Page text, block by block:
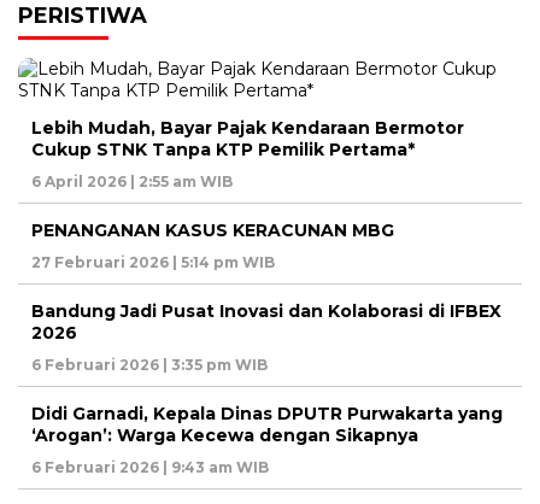
PERISTIWA
Lebih Mudah, Bayar Pajak Kendaraan Bermotor
Cukup STNK Tanpa KTP Pemilik Pertama*
6 April 2026 | 2:55 am WIB
PENANGANAN KASUS KERACUNAN MBG
27 Februari 2026 | 5:14 pm WIB
Bandung Jadi Pusat Inovasi dan Kolaborasi di IFBEX
2026
6 Februari 2026 | 3:35 pm WIB
Didi Garnadi, Kepala Dinas DPUTR Purwakarta yang
‘Arogan’: Warga Kecewa dengan Sikapnya
6 Februari 2026 | 9:43 am WIB